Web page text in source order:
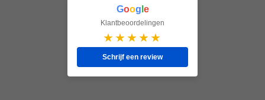
Goog e
Klantbeoordelingen
★★★★★
Schrijf een review